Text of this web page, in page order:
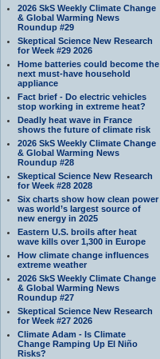
2026 SkS Weekly Climate Change
& Global Warming News
Roundup #29
Skeptical Science New Research
for Week #29 2026
Home batteries could become the
next must-have household
appliance
Fact brief - Do electric vehicles
stop working in extreme heat?
Deadly heat wave in France
shows the future of climate risk
2026 SkS Weekly Climate Change
& Global Warming News
Roundup #28
Skeptical Science New Research
for Week #28 2028
Six charts show how clean power
was world’s largest source of
new energy in 2025
Eastern U.S. broils after heat
wave kills over 1,300 in Europe
How climate change influences
extreme weather
2026 SkS Weekly Climate Change
& Global Warming News
Roundup #27
Skeptical Science New Research
for Week #27 2026
Climate Adam - Is Climate
Change Ramping Up El Niño
Risks?